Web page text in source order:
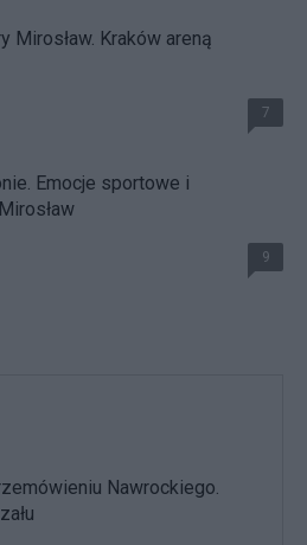
Mirosław. Kraków areną
7
Emocje sportowe i
9
Nawrockiego.